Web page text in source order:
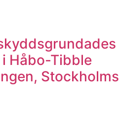
Håbo-Tibble
Stockholms